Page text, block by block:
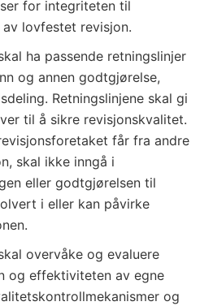
for integriteten til
lovfestet revisjon.
ha passende retningslinjer
og annen godtgjørelse,
Retningslinjene skal gi
til å sikre revisjonskvalitet.
får fra andre
skal ikke inngå i
eller godtgjørelsen til
i eller kan påvirke
overvåke og evaluere
og effektiviteten av egne
og